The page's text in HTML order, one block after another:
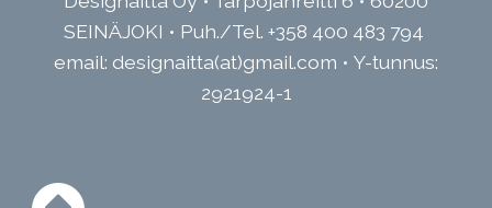
SEINÄJOKI • Puh./Tel. +358 400 483 794
email: designaitta(at)gmail.com • Y-tunnus:
2921924-1